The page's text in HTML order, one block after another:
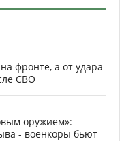
фронте, а от удара
СВО
оружием»:
- военкоры бьют